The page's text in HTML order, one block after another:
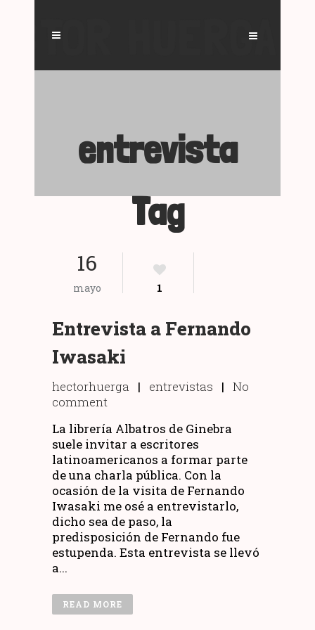
entrevista
Tag
16
mayo 1
Entrevista a Fernando
Iwasaki
hectorhuerga | entrevistas | No
comment
La librería Albatros de Ginebra
suele invitar a escritores
latinoamericanos a formar parte
de una charla pública. Con la
ocasión de la visita de Fernando
Iwasaki me osé a entrevistarlo,
dicho sea de paso, la
predisposición de Fernando fue
estupenda. Esta entrevista se llevó
a...
READ MORE